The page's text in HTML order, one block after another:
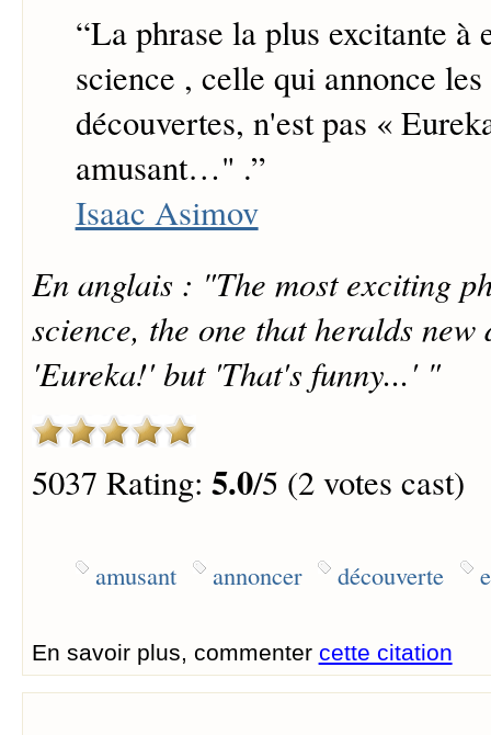
“La phrase la plus excitante à
science , celle qui annonce
découvertes, n'est pas «
amusant…" .”
Isaac Asimov
En anglais : "The most exciting
science, the one that heralds
'Eureka!' but 'That's funny...' "
5037 Rating: 5.0/5 (2 votes cast)
amusant annoncer découverte
En savoir plus, commenter cette citation